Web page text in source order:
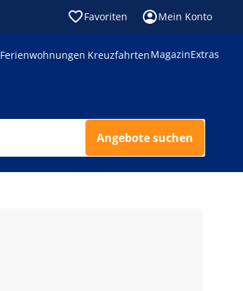
Favoriten Mein Konto
Ferienwohnungen KreuzfahrtenMagazinExtras
Angebote suchen